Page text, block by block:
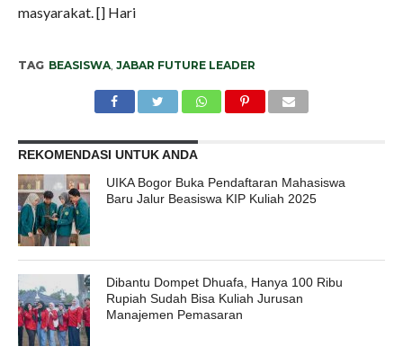
masyarakat. [] Hari
TAG BEASISWA, JABAR FUTURE LEADER
REKOMENDASI UNTUK ANDA
UIKA Bogor Buka Pendaftaran Mahasiswa
Baru Jalur Beasiswa KIP Kuliah 2025
Dibantu Dompet Dhuafa, Hanya 100 Ribu
Rupiah Sudah Bisa Kuliah Jurusan
Manajemen Pemasaran